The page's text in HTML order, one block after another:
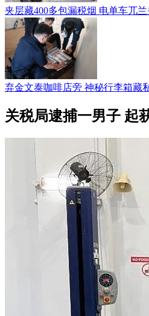
夹层藏400多包漏税烟 电单车兀
弃金文泰咖啡店旁 神秘行李箱藏
关税局逮捕一男子 起